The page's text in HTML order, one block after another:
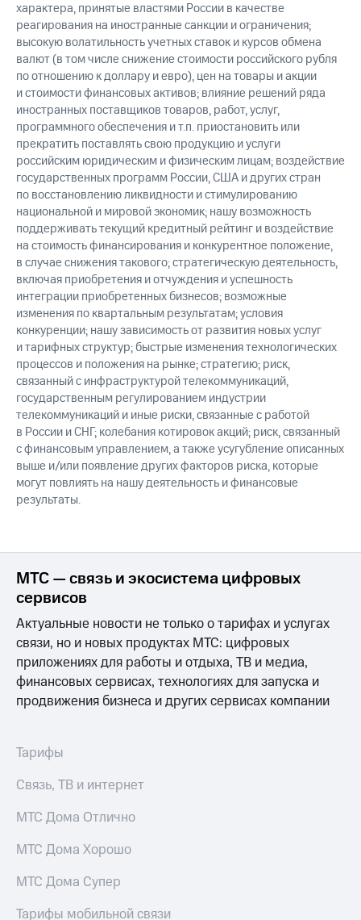
характера, принятые властями России в качестве
реагирования на иностранные санкции и ограничения;
высокую волатильность учетных ставок и курсов обмена
валют (в том числе снижение стоимости российского рубля
по отношению к доллару и евро), цен на товары и акции
и стоимости финансовых активов; влияние решений ряда
иностранных поставщиков товаров, работ, услуг,
программного обеспечения и т.п. приостановить или
прекратить поставлять свою продукцию и услуги
российским юридическим и физическим лицам; воздействие
государственных программ России, США и других стран
по восстановлению ликвидности и стимулированию
национальной и мировой экономик; нашу возможность
поддерживать текущий кредитный рейтинг и воздействие
на стоимость финансирования и конкурентное положение,
в случае снижения такового; стратегическую деятельность,
включая приобретения и отчуждения и успешность
интеграции приобретенных бизнесов; возможные
изменения по квартальным результатам; условия
конкуренции; нашу зависимость от развития новых услуг
и тарифных структур; быстрые изменения технологических
процессов и положения на рынке; стратегию; риск,
связанный с инфраструктурой телекоммуникаций,
государственным регулированием индустрии
телекоммуникаций и иные риски, связанные с работой
в России и СНГ; колебания котировок акций; риск, связанный
с финансовым управлением, а также усугубление описанных
выше и/или появление других факторов риска, которые
могут повлиять на нашу деятельность и финансовые
результаты.
МТС — связь и экосистема цифровых
сервисов
Актуальные новости не только о тарифах и услугах
связи, но и новых продуктах МТС: цифровых
приложениях для работы и отдыха, ТВ и медиа,
финансовых сервисах, технологиях для запуска и
продвижения бизнеса и других сервисах компании
Тарифы
Связь, ТВ и интернет
МТС Дома Отлично
МТС Дома Хорошо
МТС Дома Супер
Тарифы мобильной связи